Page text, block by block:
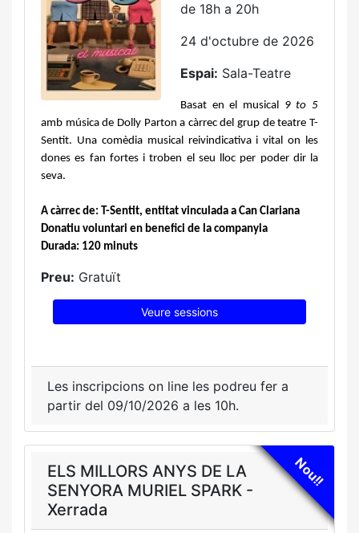
de 18h a 20h
24 d'octubre de 2026
Espai: Sala-Teatre
Basat en el musical
amb música de Dolly Parton a càrrec del grup de teatre T-
Sentit. Una comèdia musical reivindicativa i vital on les
dones es fan fortes i troben el seu lloc per poder dir la
seva.
A càrrec de: T-Sentit, entitat vinculada a Can Clariana
Donatiu voluntari en benefici de la companyia
Durada: 120 minuts
Preu: Gratuït
Veure sessions
Les inscripcions on line les podreu fer a
partir del 09/10/2026 a les 10h.
Nou!!
ELS MILLORS ANYS DE LA
SENYORA MURIEL SPARK -
Xerrada